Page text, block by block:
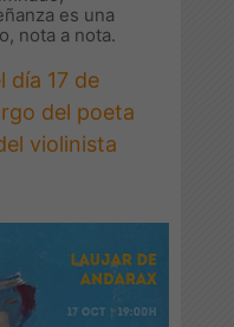
es una
nota a nota.
día 17 de
del poeta
violinista